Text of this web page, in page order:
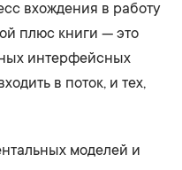
вхождения в работу
плюс книги — это
интерфейсных
в поток, и тех,
моделей и